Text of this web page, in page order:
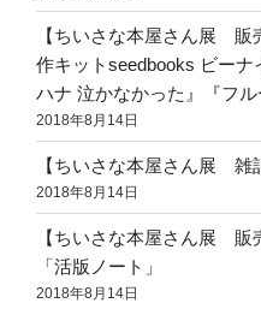
【ちいさな本屋さん展 販
作キットseedbooks ビー
ハナ 泣かなかった』『フル
2018年8月14日
【ちいさな本屋さん展
2018年8月14日
【ちいさな本屋さん展 販
「活版ノート」
2018年8月14日